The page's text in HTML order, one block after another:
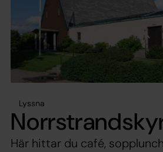
Lyssna
Här hittar du café,